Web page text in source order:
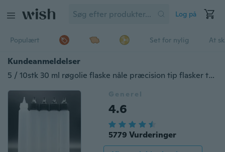
Log på
Populært Set for nylig At
Kundeanmeldelser
5 / 10stk 30 ml røgolie flaske nåle præcision tip flasker tomme flasker
Generel
4.6
5779 Vurderinger